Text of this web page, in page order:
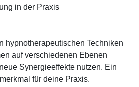
in der Praxis
hypnotherapeutischen Techniken
auf verschiedenen Ebenen
Synergieeffekte nutzen. Ein
für deine Praxis.